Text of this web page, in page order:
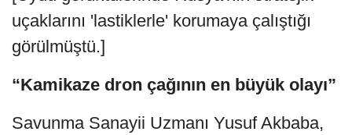
uçaklarını 'lastiklerle' korumaya çalıştığı
görülmüştü.]
“Kamikaze dron çağının en büyük olayı”
Savunma Sanayii Uzmanı Yusuf Akbaba,